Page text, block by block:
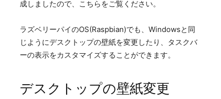
成しましたので、こちらをご覧ください。
ラズベリーパイのOS(Raspbian)でも、Windowsと同
じようにデスクトップの壁紙を変更したり、タスクバ
ーの表示をカスタマイズすることができます。
デスクトップの壁紙変更